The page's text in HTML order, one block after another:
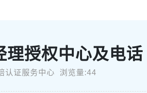
理授权中心及电话
认证服务中心 浏览量:44